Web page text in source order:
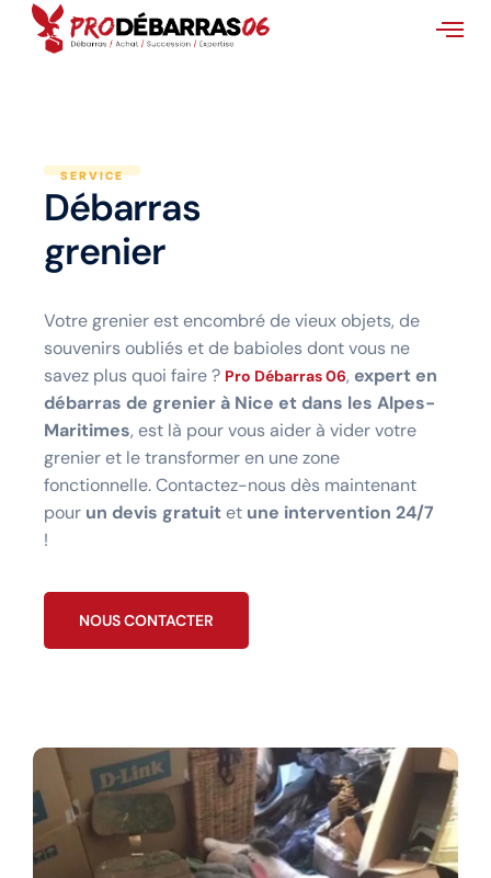
SERVICE
Débarras
grenier
Votre grenier est encombré de vieux objets, de
souvenirs oubliés et de babioles dont vous ne
savez plus quoi faire ? Pro Débarras 06, expert en
débarras de grenier à Nice et dans les Alpes-
Maritimes, est là pour vous aider à vider votre
grenier et le transformer en une zone
fonctionnelle. Contactez-nous dès maintenant
pour un devis gratuitet une intervention 24/7
!
NOUS CONTACTER